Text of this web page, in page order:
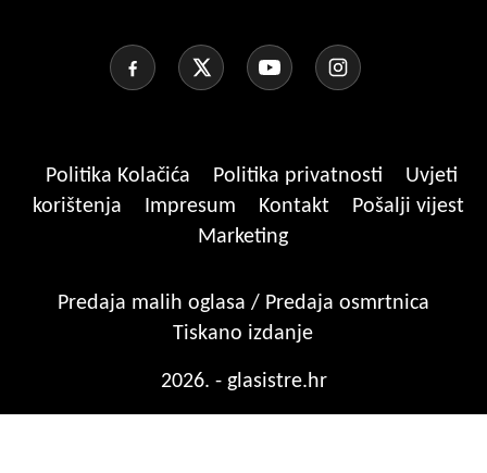
Politika Kolačića Politika privatnosti
Uvjeti
korištenja
Impresum Kontakt
Pošalji vijest
Marketing
Predaja malih oglasa / Predaja osmrtnica
Tiskano izdanje
2026. - glasistre.hr